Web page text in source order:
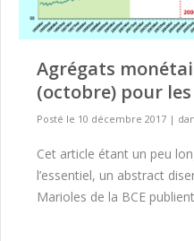
Agrégats
(octobre) pour
Posté le 10 décembre 2017 |
Cet article étant un peu
l’essentiel, un abstract
Marioles de la BCE